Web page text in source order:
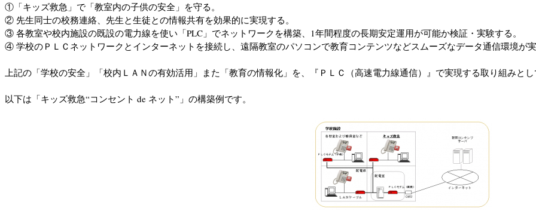
①「キッズ救急」で「教室内の子供の安全」を守る。
② 先生同士の校務連絡、先生と生徒との情報共有を効果的に実現する。
③ 各教室や校内施設の既設の電力線を使い「PLC」でネットワークを構築、1年間程度の長期安定運用が可能か検証・実験する。
④ 学校のＰＬＣネットワークとインターネットを接続し、遠隔教室のパソコンで教育コンテンツなどスムーズなデータ通信環境が
上記の「学校の安全」「校内ＬＡＮの有効活用」また「教育の情報化」を、『ＰＬＣ（高速電力線通信）』で実現する取り組みと
以下は「キッズ救急“コンセント de ネット”」の構築例です。